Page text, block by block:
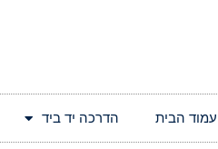
עמוד הבית הדרכה יד ביד